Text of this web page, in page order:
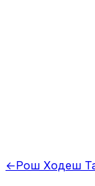
←Рош Ходеш